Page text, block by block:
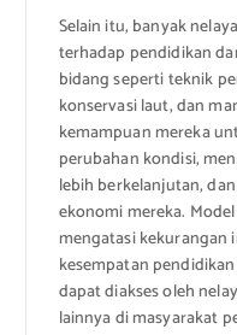
Selain itu, banyak
terhadap pendidikan
bidang seperti teknik
konservasi laut, dan
kemampuan mereka
perubahan kondisi,
lebih berkelanjutan,
ekonomi mereka.
mengatasi kekurangan
kesempatan
dapat diakses oleh
lainnya di masyarakat